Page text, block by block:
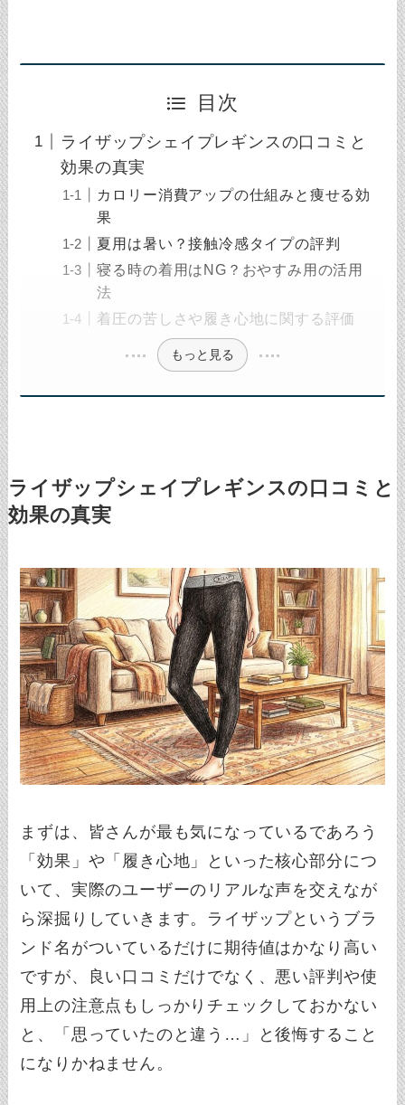
目次
ライザップシェイプレギンスの口コミと
効果の真実
カロリー消費アップの仕組みと痩せる効
果
夏用は暑い？接触冷感タイプの評判
寝る時の着用はNG？おやすみ用の活用
法
着圧の苦しさや履き心地に関する評価
もっと見る
ライザップシェイプレギンスの口コミと
効果の真実
まずは、皆さんが最も気になっているであろう
「効果」や「履き心地」といった核心部分につ
いて、実際のユーザーのリアルな声を交えなが
ら深掘りしていきます。ライザップというブラ
ンド名がついているだけに期待値はかなり高い
ですが、良い口コミだけでなく、悪い評判や使
用上の注意点もしっかりチェックしておかない
と、「思っていたのと違う…」と後悔すること
になりかねません。